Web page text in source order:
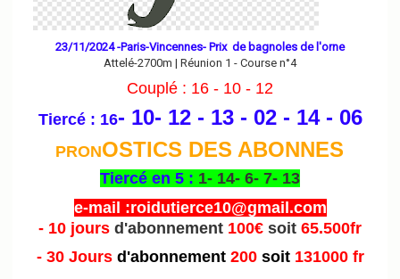
23/11/2024 -Paris-Vincennes- Prix de bagnoles de l'orne
Attelé-2700m | Réunion 1 - Course n°4
Couplé : 16 - 10 - 12
Tiercé : 16- 10- 12 - 13 - 02 - 14- 06
PRONOSTICS DES ABONNES
Tiercé en 5 : 1- 14- 6- 7- 13
e-mail :roidutierce10@gmail.com
- 10 jours d'abonnement 100€ soit 65.500fr
- 30 Jours d'abonnement200 soit131000 fr